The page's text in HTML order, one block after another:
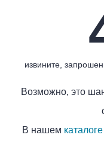
извините,
Возможно, это
В нашем каталоге